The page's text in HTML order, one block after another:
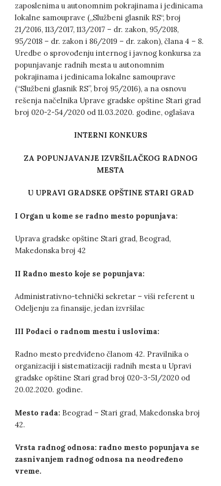
zaposlenima u autonomnim pokrajinama i jedinicama
lokalne samouprave („Službeni glasnik RS“, broj
21/2016, 113/2017, 113/2017 – dr. zakon, 95/2018,
95/2018 – dr. zakon i 86/2019 – dr. zakon), člana 4 – 8.
Uredbe o sprovođenju internog i javnog konkursa za
popunjavanje radnih mesta u autonomnim
pokrajinama i jedinicama lokalne samouprave
(“Službeni glasnik RS”, broj 95/2016), a na osnovu
rešenja načelnika Uprave gradske opštine Stari grad
broj 020-2-54/2020 od 11.03.2020. godine, oglašava
INTERNI KONKURS
ZA POPUNJAVANJE IZVRŠILAČKOG RADNOG
MESTA
U UPRAVI GRADSKE OPŠTINE STARI GRAD
I Organ u kome se radno mesto popunjava:
Uprava gradske opštine Stari grad, Beograd,
Makedonska broj 42
II Radno mesto koje se popunjava:
Administrativno-tehnički sekretar – viši referent u
Odeljenju za finansije, jedan izvršilac
III Podaci o radnom mestu i uslovima:
Radno mesto predviđeno članom 42. Pravilnika o
organizaciji i sistematizaciji radnih mesta u Upravi
gradske opštine Stari grad broj 020-3-51/2020 od
20.02.2020. godine.
Mesto rada: Beograd – Stari grad, Makedonska broj
42.
Vrsta radnog odnosa: radno mesto popunjava se
zasnivanjem radnog odnosa na neodređeno
vreme.